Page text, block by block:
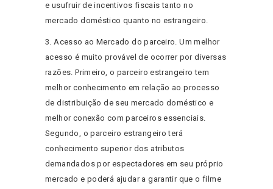
e usufruir de incentivos fiscais tanto no
mercado doméstico quanto no estrangeiro.
3. Acesso ao Mercado do parceiro. Um melhor
acesso é muito provável de ocorrer por diversas
razões. Primeiro, o parceiro estrangeiro tem
melhor conhecimento em relação ao processo
de distribuição de seu mercado doméstico e
melhor conexão com parceiros essenciais.
Segundo, o parceiro estrangeiro terá
conhecimento superior dos atributos
demandados por espectadores em seu próprio
mercado e poderá ajudar a garantir que o filme